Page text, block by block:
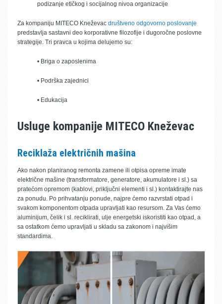
podizanje etičkog i socijalnog nivoa organizacije
Za kompaniju MITECO Kneževac društveno odgovorno poslovanje
predstavlja sastavni deo korporativne filozofije i dugoročne poslovne
strategije. Tri pravca u kojima delujemo su:
• Briga o zaposlenima
• Podrška zajednici
• Edukacija
Usluge kompanije MITECO Kneževac
Reciklaža električnih mašina
Ako nakon planiranog remonta zamene ili otpisa opreme imate
električne mašine (transformatore, generatore, akumulatore i sl.) sa
pratećom opremom (kablovi, priključni elementi i sl.) kontaktirajte nas
za ponudu. Po prihvatanju ponude, najpre ćemo razvrstati otpad i
svakom komponentom otpada upravljati kao resursom. Za Vas ćemo
aluminijum, čelik i sl. reciklirati, ulje energetski iskoristiti kao otpad, a
sa ostatkom ćemo upravljati u skladu sa zakonom i najvišim
standardima.